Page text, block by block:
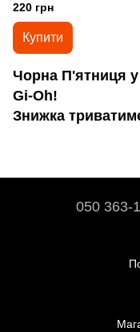
220 грн
Купити
Чорна П'ятниця
Gi-Oh!
Знижка
050 363-